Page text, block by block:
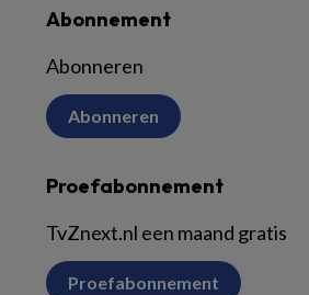
Abonnement
Abonneren
Abonneren
Proefabonnement
TvZnext.nl een maand gratis
Proefabonnement